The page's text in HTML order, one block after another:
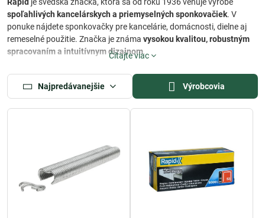
spoľahlivých kancelárskych a priemyselných sponkovačiek. V
ponuke nájdete sponkovačky pre kancelárie, domácnosti, dielne aj
remeselné použitie. Značka je známa vysokou kvalitou, robustným
spracovaním a intuitívnym dizajnom.
Vyberte si zo sortimentu manuálnych alebo elektrických modelov a
objavte silu profesionálneho náradia Rapid vo vašich rukách.
Čítajte viac
Najpredávanejšie Výrobcovia